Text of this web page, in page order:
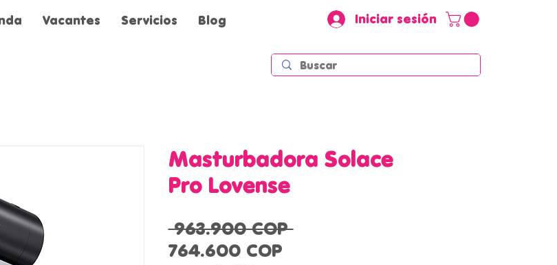
Vacantes Servicios Blog Iniciar sesión
Masturbadora Solace
Pro Lovense
963.900 COP Precio
764.600 COPPrecio